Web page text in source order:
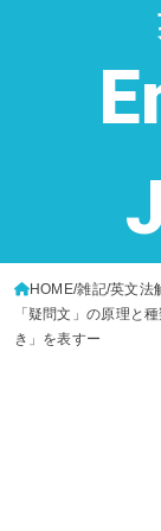
HOME 雑記 英文法
「疑問文」の原理と
き」を表すー